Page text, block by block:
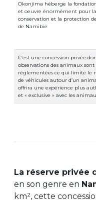
Okonjima héberge la
et oeuvre énormément pour la
conservation et la protection
de Namibie
C’est une concession privée
observations des animaux sont
réglementées ce qui limite le
de véhicules autour d’un
offrira une expérience plus
et « exclusive » avec les
La réserve privée
en son genre en
km², cette